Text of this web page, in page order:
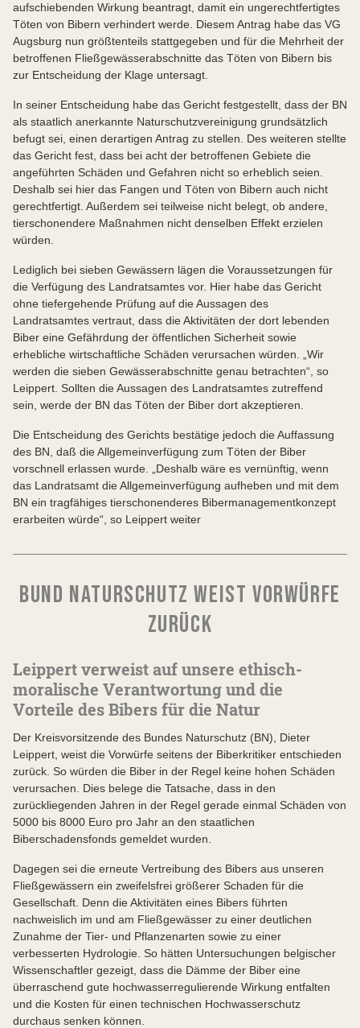
aufschiebenden Wirkung beantragt, damit ein ungerechtfertigtes
Töten von Bibern verhindert werde. Diesem Antrag habe das VG
Augsburg nun größtenteils stattgegeben und für die Mehrheit der
betroffenen Fließgewässerabschnitte das Töten von Bibern bis
zur Entscheidung der Klage untersagt.
In seiner Entscheidung habe das Gericht festgestellt, dass der BN
als staatlich anerkannte Naturschutzvereinigung grundsätzlich
befugt sei, einen derartigen Antrag zu stellen. Des weiteren stellte
das Gericht fest, dass bei acht der betroffenen Gebiete die
angeführten Schäden und Gefahren nicht so erheblich seien.
Deshalb sei hier das Fangen und Töten von Bibern auch nicht
gerechtfertigt. Außerdem sei teilweise nicht belegt, ob andere,
tierschonendere Maßnahmen nicht denselben Effekt erzielen
würden.
Lediglich bei sieben Gewässern lägen die Voraussetzungen für
die Verfügung des Landratsamtes vor. Hier habe das Gericht
ohne tiefergehende Prüfung auf die Aussagen des
Landratsamtes vertraut, dass die Aktivitäten der dort lebenden
Biber eine Gefährdung der öffentlichen Sicherheit sowie
erhebliche wirtschaftliche Schäden verursachen würden. „Wir
werden die sieben Gewässerabschnitte genau betrachten“, so
Leippert. Sollten die Aussagen des Landratsamtes zutreffend
sein, werde der BN das Töten der Biber dort akzeptieren.
Die Entscheidung des Gerichts bestätige jedoch die Auffassung
des BN, daß die Allgemeinverfügung zum Töten der Biber
vorschnell erlassen wurde. „Deshalb wäre es vernünftig, wenn
das Landratsamt die Allgemeinverfügung aufheben und mit dem
BN ein tragfähiges tierschonenderes Bibermanagementkonzept
erarbeiten würde“, so Leippert weiter
BUND NATURSCHUTZ WEIST VORWÜRFE
ZURÜCK
Leippert verweist auf unsere ethisch-
moralische Verantwortung und die
Vorteile des Bibers für die Natur
Der Kreisvorsitzende des Bundes Naturschutz (BN), Dieter
Leippert, weist die Vorwürfe seitens der Biberkritiker entschieden
zurück. So würden die Biber in der Regel keine hohen Schäden
verursachen. Dies belege die Tatsache, dass in den
zurückliegenden Jahren in der Regel gerade einmal Schäden von
5000 bis 8000 Euro pro Jahr an den staatlichen
Biberschadensfonds gemeldet wurden.
Dagegen sei die erneute Vertreibung des Bibers aus unseren
Fließgewässern ein zweifelsfrei größerer Schaden für die
Gesellschaft. Denn die Aktivitäten eines Bibers führten
nachweislich im und am Fließgewässer zu einer deutlichen
Zunahme der Tier- und Pflanzenarten sowie zu einer
verbesserten Hydrologie. So hätten Untersuchungen belgischer
Wissenschaftler gezeigt, dass die Dämme der Biber eine
überraschend gute hochwasserregulierende Wirkung entfalten
und die Kosten für einen technischen Hochwasserschutz
durchaus senken können.